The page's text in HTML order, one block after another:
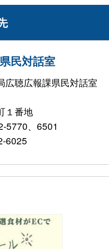
民対話室
広聴広報課県民対話室
町１番地
5770、6501
6025